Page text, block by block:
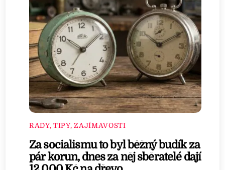
RADY, TIPY, ZAJÍMAVOSTI
Za socialismu to byl běžný budík za
pár korun, dnes za něj sběratelé dají